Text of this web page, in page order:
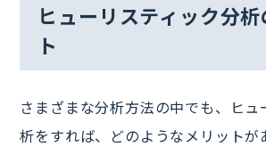
ヒューリスティック分
ト
さまざまな分析方法の中でも、ヒュ
析をすれば、どのようなメリットが